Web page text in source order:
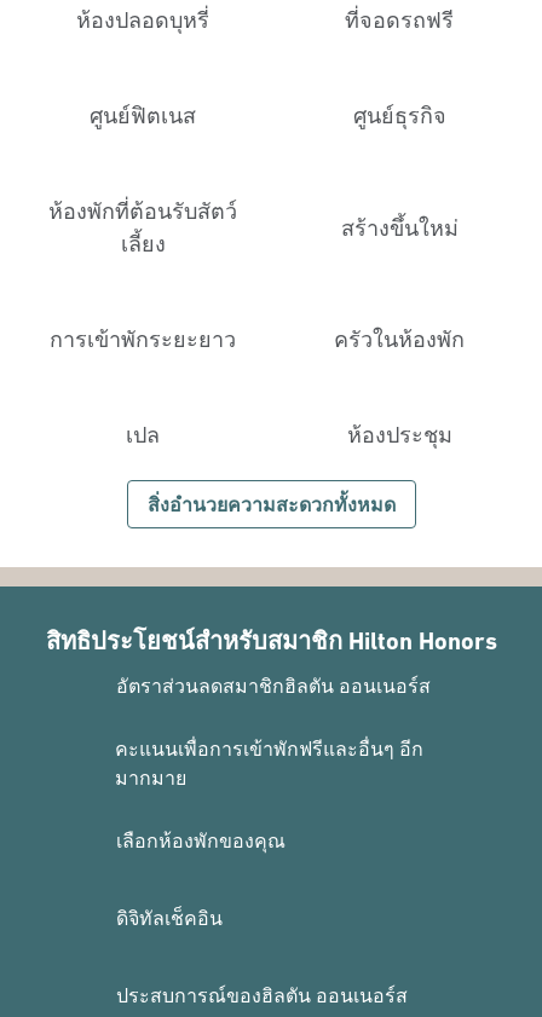
ห้องปลอดบุหรี่ ที่จอดรถฟรี
ศูนย์ฟิตเนส ศูนย์ธุรกิจ
ห้องพักที่ต้อนรับสัตว์
เลี้ยง
สร้างขึ้นใหม่
การเข้าพักระยะยาว ครัวในห้องพัก
เปล ห้องประชุม
สิ่งอํานวยความสะดวกทั้งหมด
สิทธิประโยชน์สำหรับสมาชิก Hilton Honors
อัตราส่วนลดสมาชิกฮิลตัน ออนเนอร์ส
คะแนนเพื่อการเข้าพักฟรีและอื่นๆ อีก
มากมาย
เลือกห้องพักของคุณ
ดิจิทัลเช็คอิน
ประสบการณ์ของฮิลตัน ออนเนอร์ส